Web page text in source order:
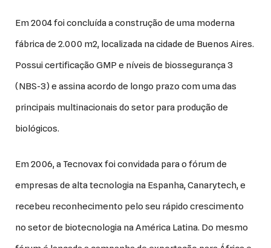
Em 2004 foi concluída a construção de uma moderna
fábrica de 2.000 m2, localizada na cidade de Buenos Aires.
Possui certificação GMP e níveis de biossegurança 3
(NBS-3) e assina acordo de longo prazo com uma das
principais multinacionais do setor para produção de
biológicos.
Em 2006, a Tecnovax foi convidada para o fórum de
empresas de alta tecnologia na Espanha, Canarytech, e
recebeu reconhecimento pelo seu rápido crescimento
no setor de biotecnologia na América Latina. Do mesmo